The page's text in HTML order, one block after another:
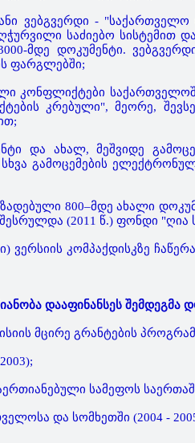
ვებგვერდი -
საძიებო სისტემით
მდე დოკუმენტი.
ფარგლებში;
კონფლიქტები
კრებული", მეორე,
და ახალ, მეშვიდე
გამოცემების
800–მდე ახალი
(2011 წ.) ფონდი
კომპაქდისკზე
დააფინანსეს შემდეგმა
მცირე გრანტების
სამეფოს
და სომხეთში (2004 -